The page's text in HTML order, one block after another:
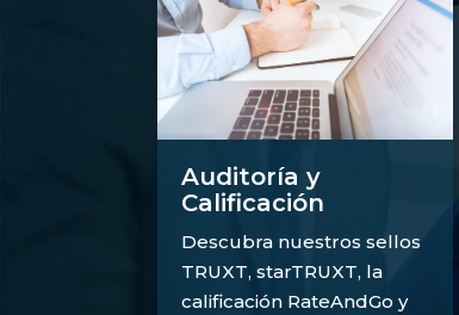
Auditoría y
Calificación
Descubra nuestros sellos
TRUXT, starTRUXT, la
calificación RateAndGo y